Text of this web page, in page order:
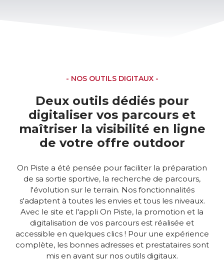
- NOS OUTILS DIGITAUX -
Deux outils dédiés pour
digitaliser vos parcours et
maîtriser la visibilité en ligne
de votre offre outdoor
On Piste a été pensée pour faciliter la préparation
de sa sortie sportive, la recherche de parcours,
l'évolution sur le terrain. Nos fonctionnalités
s'adaptent à toutes les envies et tous les niveaux.
Avec le site et l'appli On Piste, la promotion et la
digitalisation de vos parcours est réalisée et
accessible en quelques clics ! Pour une expérience
complète, les bonnes adresses et prestataires sont
mis en avant sur nos outils digitaux.